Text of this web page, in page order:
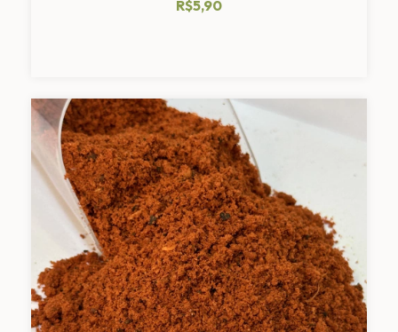
R$5,90